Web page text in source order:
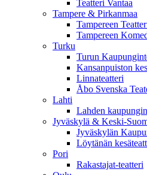
Teatteri Vantaa
Tampere & Pirkanmaa
Tampereen
Tampereen
Turku
Turun
Kansanpuiston
Linnateatteri
Åbo Svenska
Lahti
Lahden
Jyväskylä & Keski-
Jyväskylän
Löytänän
Pori
Rakastajat-teatteri